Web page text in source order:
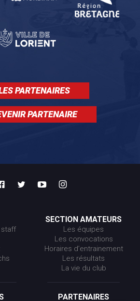
PARTENAIRES
PARTENAIRE
staff
SECTION AMATEURS
Les équipes
Les convocations
Horaires d’entrainement
Les résultats
La vie du club
PARTENAIRES